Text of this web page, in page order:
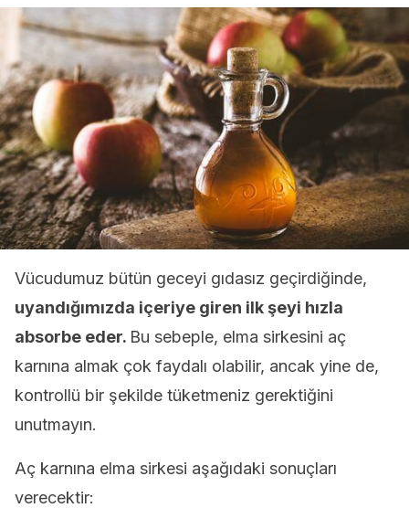
Vücudumuz bütün geceyi gıdasız geçirdiğinde,
uyandığımızda içeriye giren ilk şeyi hızla
absorbe eder. Bu sebeple, elma sirkesini aç
karnına almak çok faydalı olabilir, ancak yine de,
kontrollü bir şekilde tüketmeniz gerektiğini
unutmayın.
Aç karnına elma sirkesi aşağıdaki sonuçları
verecektir: